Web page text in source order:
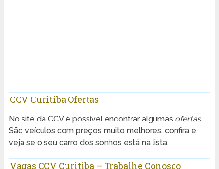
CCV Curitiba Ofertas
No site da CCV é possível encontrar algumas ofertas.
São veículos com preços muito melhores, confira e
veja se o seu carro dos sonhos está na lista.
Vagas CCV Curitiba – Trabalhe Conosco